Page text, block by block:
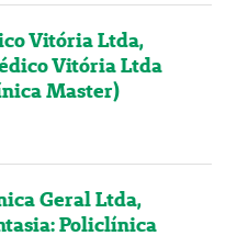
Vitória Ltda,
Vitória Ltda
Master)
Geral Ltda,
Policlínica